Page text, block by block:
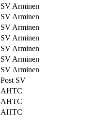
SV Arminen
SV Arminen
SV Arminen
SV Arminen
SV Arminen
SV Arminen
SV Arminen
Post SV
AHTC
AHTC
AHTC